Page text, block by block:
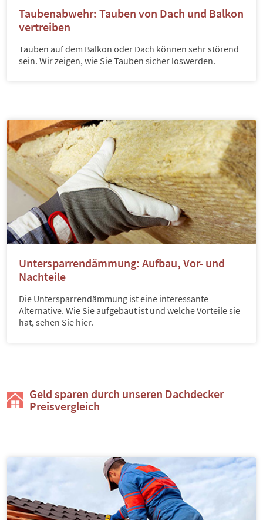
Taubenabwehr: Tauben von Dach und Balkon
vertreiben
Tauben auf dem Balkon oder Dach können sehr störend
sein. Wir zeigen, wie Sie Tauben sicher loswerden.
Untersparrendämmung: Aufbau, Vor- und
Nachteile
Die Untersparrendämmung ist eine interessante
Alternative. Wie Sie aufgebaut ist und welche Vorteile sie
hat, sehen Sie hier.
Geld sparen durch unseren Dachdecker
Preisvergleich